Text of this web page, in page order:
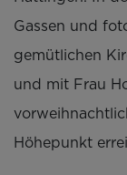
Gassen und
gemütlichen
und mit Frau
Höhepunkt